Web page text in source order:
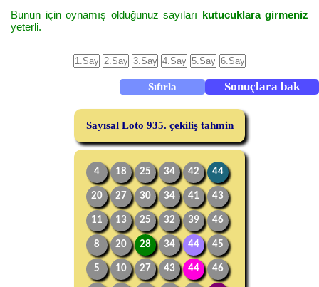
Bunun için oynamış olduğunuz sayıları kutucuklara girmeniz
yeterli.
Sayısal Loto 935. çekiliş tahmin
4 18 25 34 42 44
20 27 30 34 41 43
11 13 25 32 39 46
8 20 28 34 44 45
5 10 27 43 44 46